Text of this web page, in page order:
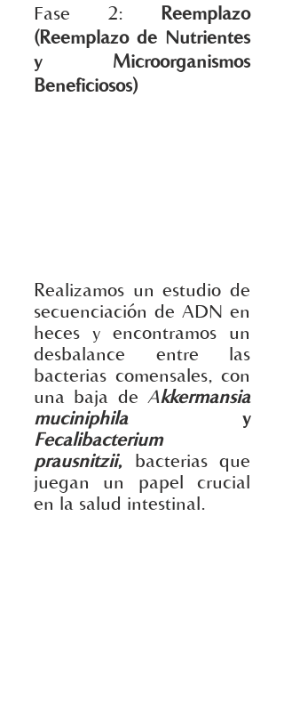
Fase 2: Reemplazo
(Reemplazo de Nutrientes
y Microorganismos
Beneficiosos)
Realizamos un estudio de
secuenciación de ADN en
heces y encontramos un
desbalance entre las
bacterias comensales, con
una baja de Akkermansia
muciniphila
y
Fecalibacterium
prausnitzii, bacterias que
juegan un papel crucial
en la salud intestinal.